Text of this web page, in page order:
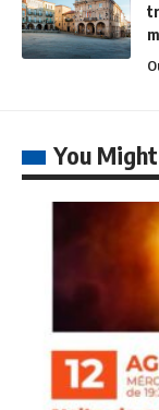
You